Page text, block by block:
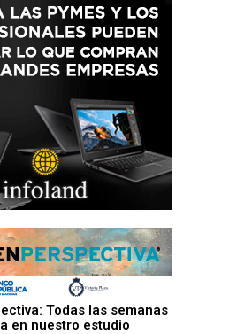
Todas las semanas
en nuestro estudio